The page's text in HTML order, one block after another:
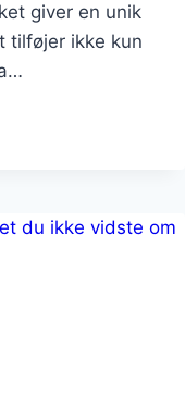
giver en unik
tilføjer ikke kun